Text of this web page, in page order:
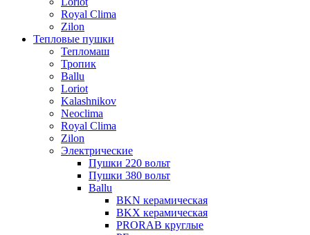
Royal Clima
Zilon
Тепловые пушки
Тепломаш
Тропик
Ballu
Loriot
Kalashnikov
Neoclima
Royal Clima
Zilon
Электрические
Пушки 220 вольт
Пушки 380 вольт
Ballu
BKN керамическая
BKX керамическая
PRORAB круглые